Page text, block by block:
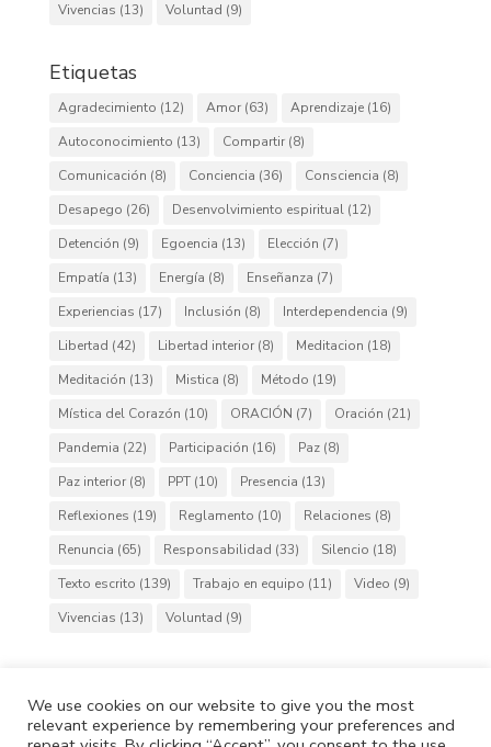
Vivencias (13) Voluntad (9)
Etiquetas
Agradecimiento (12) Amor(63) Aprendizaje(16)
Autoconocimiento (13) Compartir(8)
Comunicación (8) Conciencia (36) Consciencia (8)
Desapego (26) Desenvolvimiento espiritual(12)
Detención (9) Egoencia (13) Elección (7)
Empatía (13) Energía (8) Enseñanza (7)
Experiencias (17) Inclusión (8) Interdependencia (9)
Libertad (42) Libertad interior(8) Meditacion (18)
Meditación (13) Mistica (8) Método (19)
Mística del Corazón (10) ORACIÓN (7) Oración (21)
Pandemia (22) Participación (16) Paz(8)
Paz interior(8) PPT(10) Presencia (13)
Reflexiones (19) Reglamento (10) Relaciones (8)
Renuncia (65) Responsabilidad (33) Silencio (18)
Texto escrito (139) Trabajo en equipo (11) Video (9)
Vivencias (13) Voluntad (9)
Cafh.org Cafh App
Contactos
We use cookies on our website to give you the most
relevant experience by remembering your preferences and